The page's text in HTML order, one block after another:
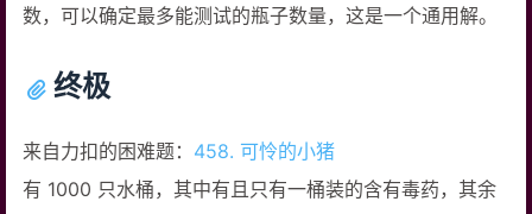
数，可以确定最多能测试的瓶子数量，这是一个通用解。
终极
来自力扣的困难题： 458. 可怜的小猪
有 1000 只水桶，其中有且只有一桶装的含有毒药，其余